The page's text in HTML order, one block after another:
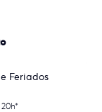
Feriados